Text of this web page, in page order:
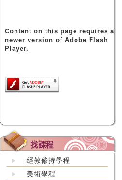
Content on this page requires a
newer version of Adobe Flash
Player.
經教修持學程
美術學程